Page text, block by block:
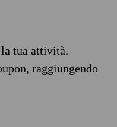
tua attività.
raggiungendo